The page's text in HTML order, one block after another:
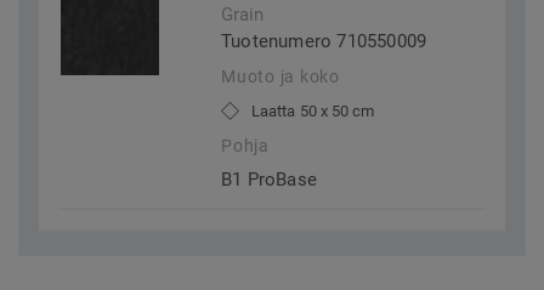
Grain
Tuotenumero 710550009
Muoto ja koko
Laatta 50 x 50 cm
Pohja
B1 ProBase